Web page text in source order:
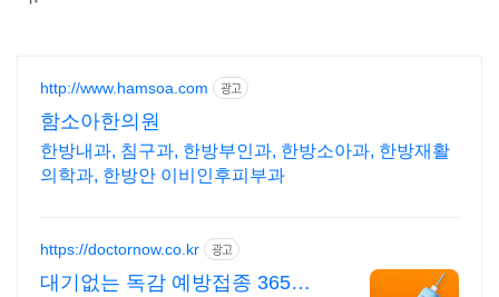
http://www.hamsoa.com 광고
함소아한의원
한방내과, 침구과, 한방부인과, 한방소아과, 한방재활
의학과, 한방안 이비인후피부과
https://doctornow.co.kr 광고
대기없는 독감 예방접종 365일